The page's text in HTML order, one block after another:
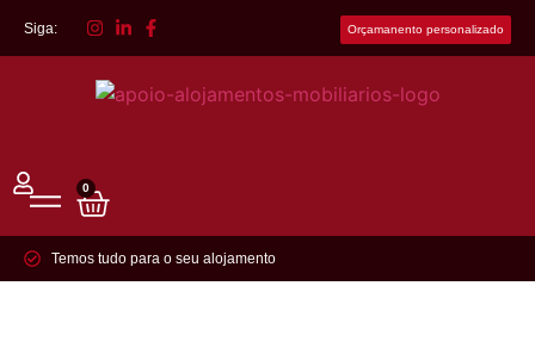
Siga: Orçamanento personalizado
0
Temos tudo para o seu alojamento